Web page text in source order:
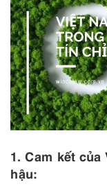
1. Cam kết
hậu: